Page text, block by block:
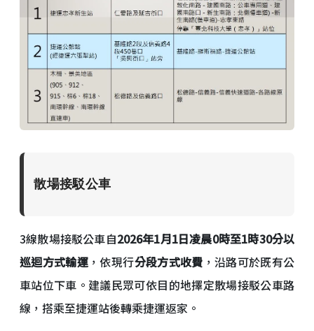
散場接駁公車
3線散場接駁公車自2026年1月1日凌晨0時至1時30分以
巡迴方式輸運 ，依現行分段方式收費 ，沿路可於既有公
車站位下車。建議民眾可依目的地擇定散場接駁公車路
線，搭乘至捷運站後轉乘捷運返家。